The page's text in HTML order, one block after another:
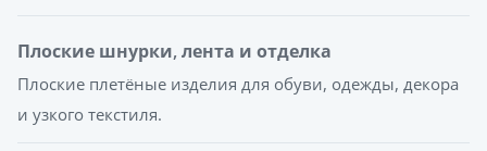
Плоские шнурки, лента и отделка
Плоские плетёные изделия для обуви, одежды, декора
и узкого текстиля.